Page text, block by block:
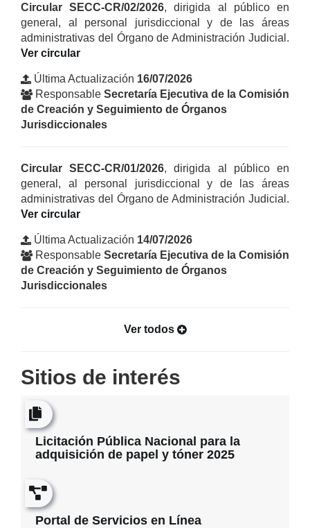
y
destino
de
en
entonces
Consejo
de
ahora
Circular SECC-CR/02/2026, dirigida al público en
general, al personal jurisdiccional y de las áreas
administrativas del Órgano de Administración Judicial.
Ver circular,
al
público
en
general,
jurisdiccional
y
de
áreas
administrativas
del
Órgano
Última Actualización 16/07/2026
Responsable Secretaría Ejecutiva de la Comisión
de Creación y Seguimiento de Órganos
Jurisdiccionales
Circular SECC-CR/01/2026, dirigida al público en
general, al personal jurisdiccional y de las áreas
administrativas del Órgano de Administración Judicial.
Ver circular,
al
público
en
general,
jurisdiccional
las
Órgano
de
Última Actualización 14/07/2026
Responsable Secretaría Ejecutiva de la Comisión
de Creación y Seguimiento de Órganos
Jurisdiccionales
Ver todos
Sitios de interés
Licitación Pública Nacional para la
adquisición de papel y tóner 2025
Portal de Servicios en Línea